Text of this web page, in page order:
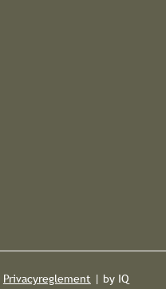
Privacyreglement | by IQ